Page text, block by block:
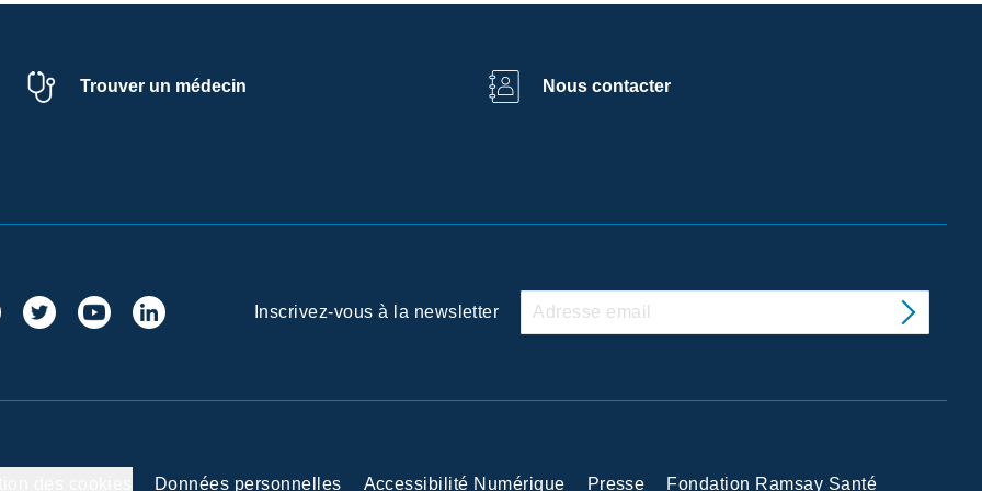
Trouver un médecin Nous contacter
Inscrivez-vous à la newsletter
Données personnelles Accessibilité Numérique Presse Fondation Ramsay Santé